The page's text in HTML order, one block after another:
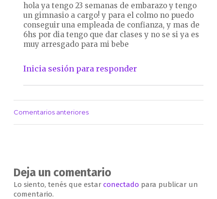
hola ya tengo 23 semanas de embarazo y tengo
un gimnasio a cargo! y para el colmo no puedo
conseguir una empleada de confianza, y mas de
6hs por dia tengo que dar clases y no se si ya es
muy arresgado para mi bebe
Inicia sesión para responder
Navegación
Comentarios anteriores
Deja un comentario
Lo siento, tenés que estar conectado para publicar un
comentario.